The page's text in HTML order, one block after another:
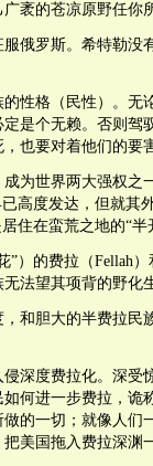
袤的苍凉原野任你
俄罗斯。希特勒没
性格（民性）。无
是个无赖。否则驾
也要对着他们的要
为世界两大强权之
高度发达，但就其
住在蛮荒之地的“半
”）的费拉（Fellah
法望其项背的野化
和胆大的半费拉民
深度费拉化。深受
何进一步费拉，诡
的一切；就像人们
美国拖入费拉深渊